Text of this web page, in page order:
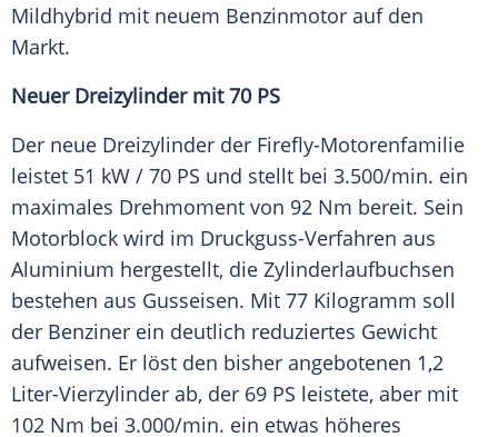
Mildhybrid mit neuem Benzinmotor auf den
Markt.
Neuer Dreizylindermit 70 PS
Der neue Dreizylinder der Firefly-Motorenfamilie
leistet 51 kW / 70 PS und stellt bei 3.500/min. ein
maximales Drehmoment von 92 Nm bereit. Sein
Motorblock wird im Druckguss-Verfahren aus
Aluminium hergestellt, die Zylinderlaufbuchsen
bestehen aus Gusseisen. Mit 77 Kilogramm soll
der Benziner ein deutlich reduziertes Gewicht
aufweisen. Er löst den bisher angebotenen 1,2
Liter-Vierzylinder ab, der 69 PS leistete, aber mit
102 Nm bei 3.000/min. ein etwas höheres